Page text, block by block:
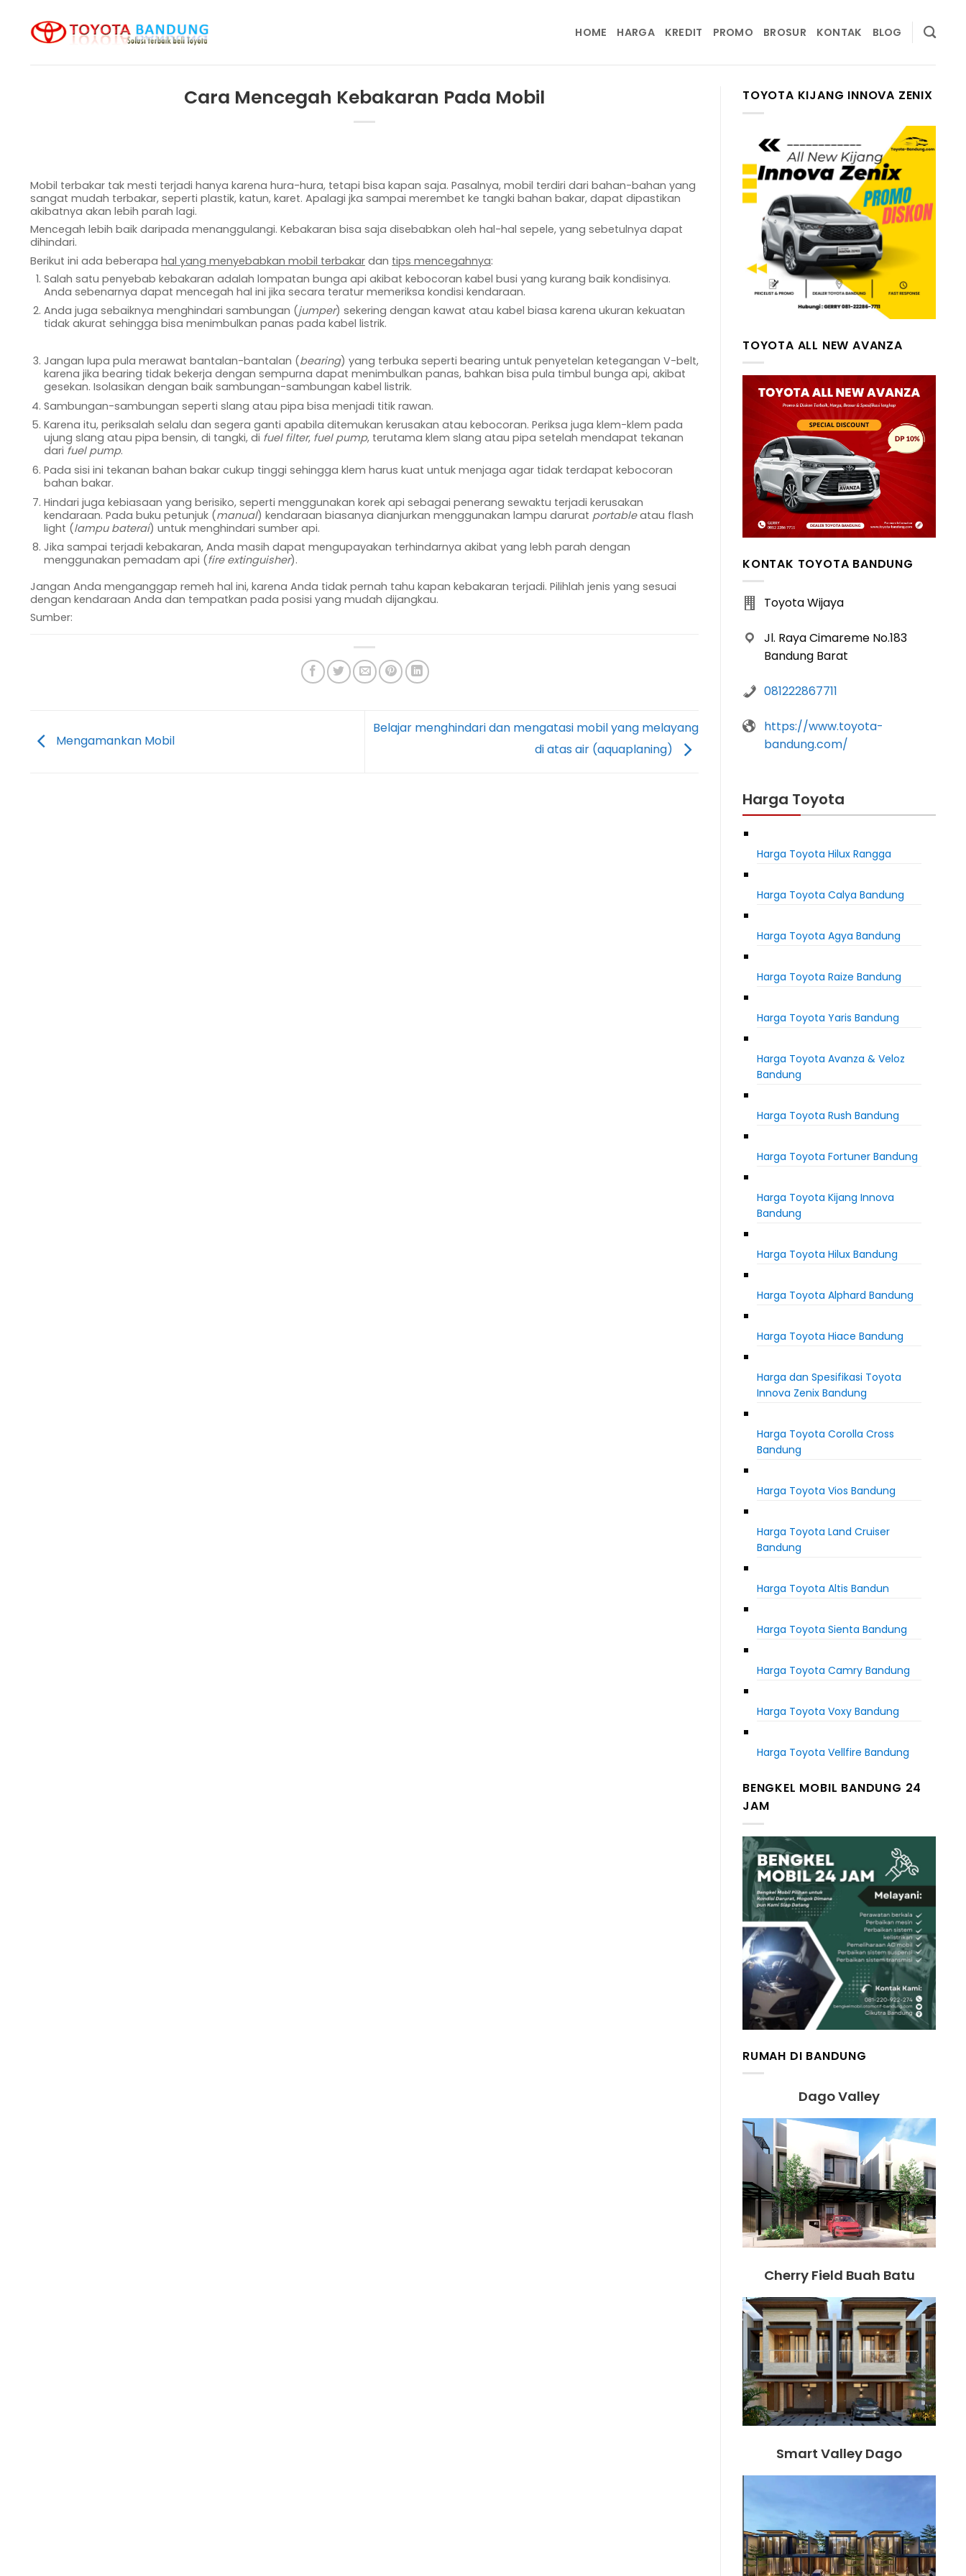
content
HOME HARGA KREDIT PROMO BROSUR KONTAK BLOG
Cara Mencegah Kebakaran Pada Mobil
Mobil terbakar tak mesti terjadi hanya karena hura-hura, tetapi bisa kapan saja. Pasalnya, mobil terdiri dari bahan-bahan yang
sangat mudah terbakar, seperti plastik, katun, karet. Apalagi jka sampai merembet ke tangki bahan bakar, dapat dipastikan
akibatnya akan lebih parah lagi.
Mencegah lebih baik daripada menanggulangi. Kebakaran bisa saja disebabkan oleh hal-hal sepele, yang sebetulnya dapat
dihindari.
Berikut ini ada beberapa hal yang menyebabkan mobil terbakar dan tips mencegahnya:
Salah satu penyebab kebakaran adalah lompatan bunga api akibat kebocoran kabel busi yang kurang baik kondisinya.
Anda sebenarnya dapat mencegah hal ini jika secara teratur memeriksa kondisi kendaraan.
Anda juga sebaiknya menghindari sambungan (jumper) sekering dengan kawat atau kabel biasa karena ukuran kekuatan
tidak akurat sehingga bisa menimbulkan panas pada kabel listrik.
Jangan lupa pula merawat bantalan-bantalan (bearing) yang terbuka seperti bearing untuk penyetelan ketegangan V-belt,
karena jika bearing tidak bekerja dengan sempurna dapat menimbulkan panas, bahkan bisa pula timbul bunga api, akibat
gesekan. Isolasikan dengan baik sambungan-sambungan kabel listrik.
Sambungan-sambungan seperti slang atau pipa bisa menjadi titik rawan.
Karena itu, periksalah selalu dan segera ganti apabila ditemukan kerusakan atau kebocoran. Periksa juga klem-klem pada
ujung slang atau pipa bensin, di tangki, di fuel filter, fuel pump, terutama klem slang atau pipa setelah mendapat tekanan
dari fuel pump.
Pada sisi ini tekanan bahan bakar cukup tinggi sehingga klem harus kuat untuk menjaga agar tidak terdapat kebocoran
bahan bakar.
Hindari juga kebiasaan yang berisiko, seperti menggunakan korek api sebagai penerang sewaktu terjadi kerusakan
kendaraan. Pada buku petunjuk (manual) kendaraan biasanya dianjurkan menggunakan lampu darurat portableatau flash
light (lampu baterai) untuk menghindari sumber api.
Jika sampai terjadi kebakaran, Anda masih dapat mengupayakan terhindarnya akibat yang lebh parah dengan
menggunakan pemadam api (fire extinguisher).
Jangan Anda menganggap remeh hal ini, karena Anda tidak pernah tahu kapan kebakaran terjadi. Pilihlah jenis yang sesuai
dengan kendaraan Anda dan tempatkan pada posisi yang mudah dijangkau.
Sumber:
Mengamankan Mobil
Belajar menghindari dan mengatasi mobil yang melayang
di atas air (aquaplaning)
TOYOTA KIJANG INNOVA ZENIX
TOYOTA ALL NEW AVANZA
KONTAK TOYOTA BANDUNG
Toyota Wijaya
Jl. Raya Cimareme No.183
Bandung Barat
081222867711
https://www.toyota-
bandung.com/
Harga Toyota
Harga Toyota Hilux Rangga
Harga Toyota Calya Bandung
Harga Toyota Agya Bandung
Harga Toyota Raize Bandung
Harga Toyota Yaris Bandung
Harga Toyota Avanza & Veloz
Bandung
Harga Toyota Rush Bandung
Harga Toyota Fortuner Bandung
Harga Toyota Kijang Innova
Bandung
Harga Toyota Hilux Bandung
Harga Toyota Alphard Bandung
Harga Toyota Hiace Bandung
Harga dan Spesifikasi Toyota
Innova Zenix Bandung
Harga Toyota Corolla Cross
Bandung
Harga Toyota Vios Bandung
Harga Toyota Land Cruiser
Bandung
Harga Toyota Altis Bandun
Harga Toyota Sienta Bandung
Harga Toyota Camry Bandung
Harga Toyota Voxy Bandung
Harga Toyota Vellfire Bandung
BENGKEL MOBIL BANDUNG 24
JAM
RUMAH DI BANDUNG
Dago Valley
Cherry Field Buah Batu
Smart Valley Dago